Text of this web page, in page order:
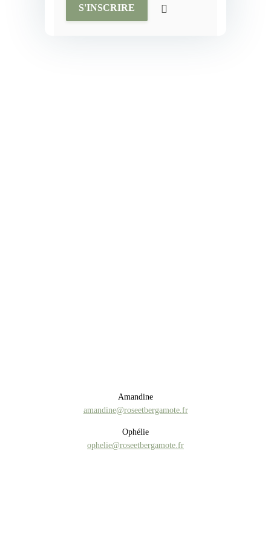
S'INSCRIRE
Amandine
amandine@roseetbergamote.fr
Ophélie
ophelie@roseetbergamote.fr